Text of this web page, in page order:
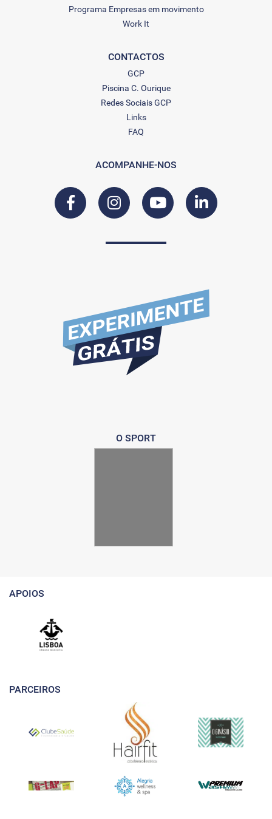
Programa Empresas em movimento
Work It
CONTACTOS
GCP
Piscina C. Ourique
Redes Sociais GCP
Links
FAQ
ACOMPANHE-NOS
O SPORT
APOIOS
PARCEIROS